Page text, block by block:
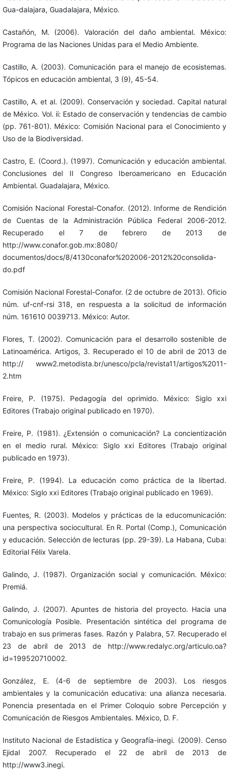
Gua-dalajara, Guadalajara, México.
Castañón, M. (2006). Valoración del daño ambiental. México:
Programa de las Naciones Unidas para el Medio Ambiente.
Castillo, A. (2003). Comunicación para el manejo de ecosistemas.
Tópicos en educación ambiental, 3 (9), 45-54.
Castillo, A. et al. (2009). Conservación y sociedad. Capital natural
de México. Vol. ii: Estado de conservación y tendencias de cambio
(pp. 761-801). México: Comisión Nacional para el Conocimiento y
Uso de la Biodiversidad.
Castro, E. (Coord.). (1997). Comunicación y educación ambiental.
Conclusiones del II Congreso Iberoamericano en Educación
Ambiental. Guadalajara, México.
Comisión Nacional Forestal-Conafor. (2012). Informe de Rendición
de Cuentas de la Administración Pública Federal 2006-2012.
Recuperado el 7 de febrero de 2013 de
http://www.conafor.gob.mx:8080/
documentos/docs/8/4130conafor%202006-2012%20consolida-
do.pdf
Comisión Nacional Forestal-Conafor. (2 de octubre de 2013). Oficio
núm. uf-cnf-rsi 318, en respuesta a la solicitud de información
núm. 161610 0039713. México: Autor.
Flores, T. (2002). Comunicación para el desarrollo sostenible de
Latinoamérica. Artigos, 3. Recuperado el 10 de abril de 2013 de
http:// www2.metodista.br/unesco/pcla/revista11/artigos%2011-
2.htm
Freire, P. (1975). Pedagogía del oprimido. México: Siglo xxi
Editores (Trabajo original publicado en 1970).
Freire, P. (1981). ¿Extensión o comunicación? La concientización
en el medio rural. México: Siglo xxi Editores (Trabajo original
publicado en 1973).
Freire, P. (1994). La educación como práctica de la libertad.
México: Siglo xxi Editores (Trabajo original publicado en 1969).
Fuentes, R. (2003). Modelos y prácticas de la educomunicación:
una perspectiva sociocultural. En R. Portal (Comp.), Comunicación
y educación. Selección de lecturas (pp. 29-39). La Habana, Cuba:
Editorial Félix Varela.
Galindo, J. (1987). Organización social y comunicación. México:
Premiá.
Galindo, J. (2007). Apuntes de historia del proyecto. Hacia una
Comunicología Posible. Presentación sintética del programa de
trabajo en sus primeras fases. Razón y Palabra, 57. Recuperado el
23 de abril de 2013 de http://www.redalyc.org/articulo.oa?
id=199520710002.
González, E. (4-6 de septiembre de 2003). Los riesgos
ambientales y la comunicación educativa: una alianza necesaria.
Ponencia presentada en el Primer Coloquio sobre Percepción y
Comunicación de Riesgos Ambientales. México, D. F.
Instituto Nacional de Estadística y Geografía-inegi. (2009). Censo
Ejidal 2007. Recuperado el 22 de abril de 2013 de
http://www3.inegi.